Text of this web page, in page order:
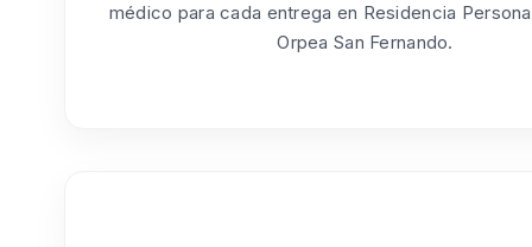
médico para cada entrega en Residencia
Orpea San Fernando.